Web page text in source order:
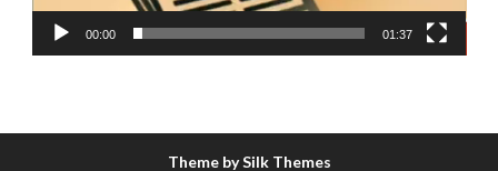
00:00 01:37
Theme by Silk Themes